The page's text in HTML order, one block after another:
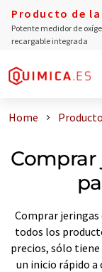
Producto de la
Potente medidor de
recargable integrada
Home
Comprar jeringas
todos los
precios, sólo
un inicio rápido